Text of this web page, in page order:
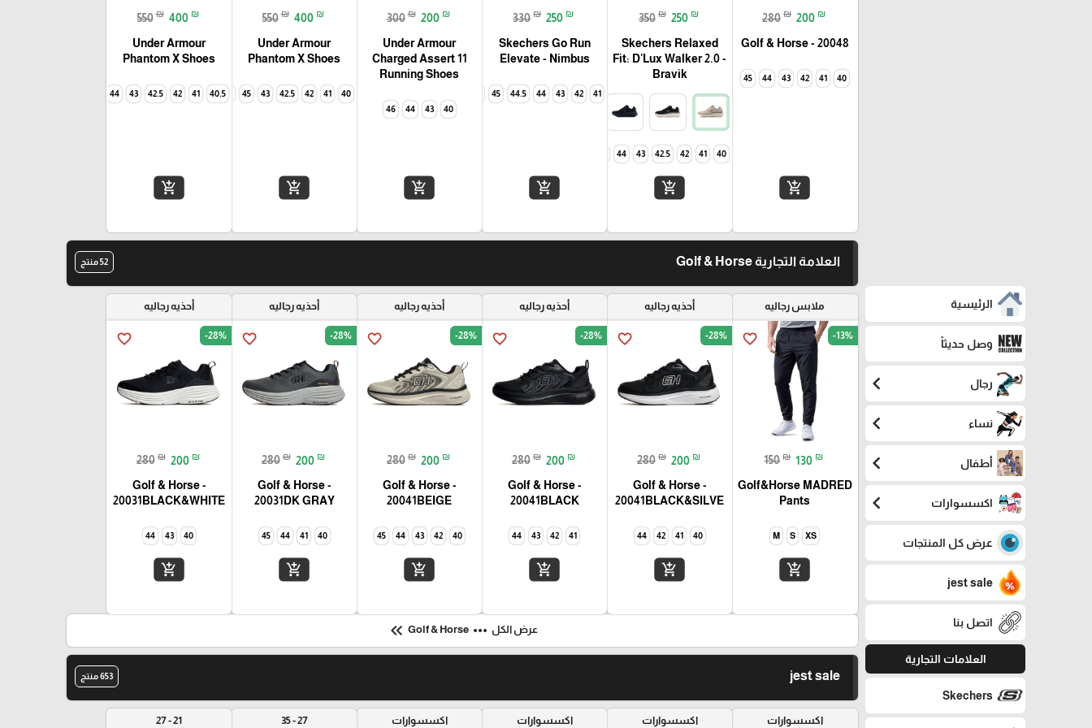
الرئيسية
وصل حديثاً
رجال chevron_left
نساء chevron_left
أطفال chevron_left
اكسسوارات chevron_left
عرض كل المنتجات
jest sale
اتصل بنا
العلامات التجارية
Skechers
280 ₪ 200 ₪
Golf & Horse - 20048
40
41
42
43
44
45
add_shopping_cart
350 ₪ 250 ₪
Skechers Relaxed
Fit: D'Lux Walker 2.0 -
Bravik
40
41
42
42.5
43
44
add_shopping_cart
330 ₪ 250 ₪
Skechers Go Run
Elevate - Nimbus
41
42
43
44
44.5
45
add_shopping_cart
300 ₪ 200 ₪
Under Armour
Charged Assert 11
Running Shoes
40
43
44
46
add_shopping_cart
550 ₪ 400 ₪
Under Armour
Phantom X Shoes
40
41
42
42.5
43
45
46
add_shopping_cart
550 ₪ 400 ₪
Under Armour
Phantom X Shoes
40.5
41
42
42.5
43
44
add_shopping_cart
العلامة التجارية Golf & Horse 52 منتج
ملابس رجاليه
favorite_border -13%
150 ₪ 130 ₪
Golf&Horse MADRED
Pants
XS
S
M
add_shopping_cart
أحذيه رجاليه
favorite_border -28%
280 ₪ 200 ₪
Golf & Horse -
20041BLACK&SILVE
40
41
42
44
add_shopping_cart
أحذيه رجاليه
favorite_border -28%
280 ₪ 200 ₪
Golf & Horse -
20041BLACK
41
42
43
44
add_shopping_cart
أحذيه رجاليه
favorite_border -28%
280 ₪ 200 ₪
Golf & Horse -
20041BEIGE
40
42
43
44
45
add_shopping_cart
أحذيه رجاليه
favorite_border -28%
280 ₪ 200 ₪
Golf & Horse -
20031DK GRAY
40
41
44
45
add_shopping_cart
أحذيه رجاليه
favorite_border -28%
280 ₪ 200 ₪
Golf & Horse -
20031BLACK&WHITE
40
43
44
add_shopping_cart
عرض الكل more_horiz
Golf & Horse
keyboard_double_arrow_left
jest sale 653 منتج
اكسسوارات اكسسوارات اكسسوارات اكسسوارات 27 - 35
21 - 27